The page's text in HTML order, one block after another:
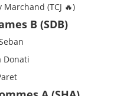
Marchand (TCJ 🔥)
B (SDB)
Donati